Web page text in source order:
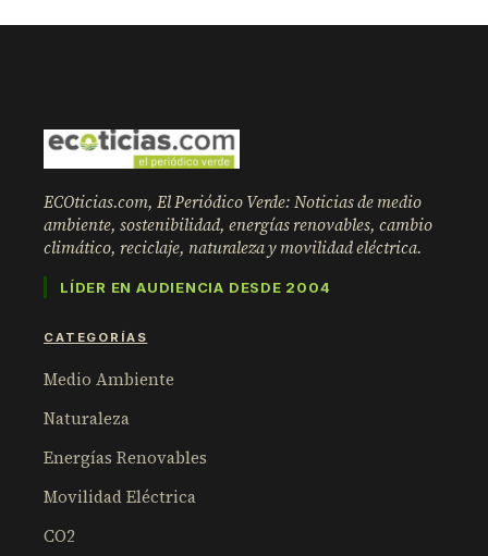
ECOticias.com, El Periódico Verde: Noticias de medio
ambiente, sostenibilidad, energías renovables, cambio
climático, reciclaje, naturaleza y movilidad eléctrica.
LÍDER EN AUDIENCIA DESDE 2004
CATEGORÍAS
Medio Ambiente
Naturaleza
Energías Renovables
Movilidad Eléctrica
CO2